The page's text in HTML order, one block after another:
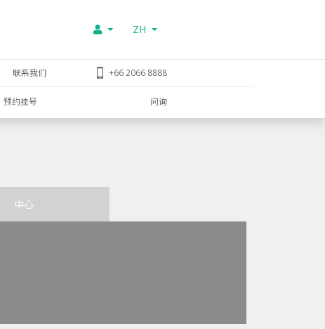
ZH
联系我们 +66 2066 8888
预约挂号 问询
中心